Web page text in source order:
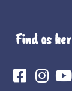
Find os her